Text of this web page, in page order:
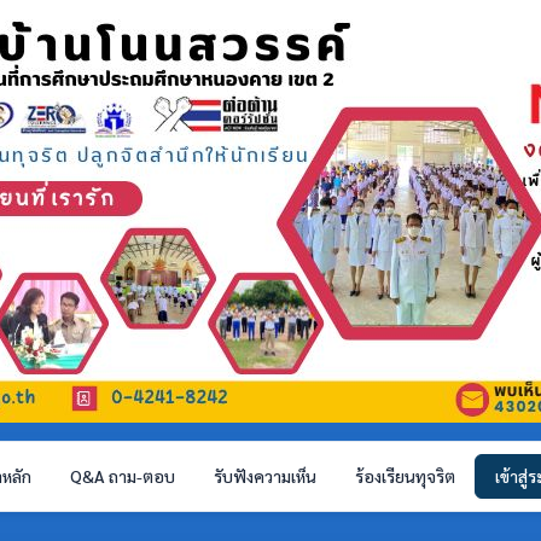
ลัก Q&A ถาม-ตอบ รับฟังความเห็น ร้องเรียนทุจริต เข้าสู่